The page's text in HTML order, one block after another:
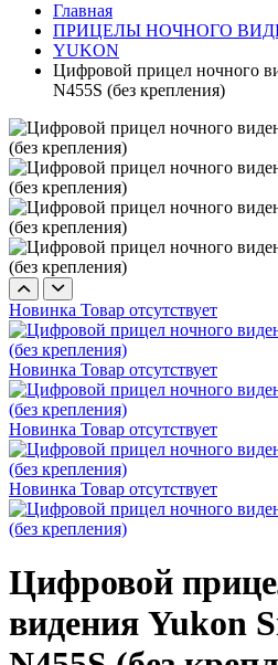
Главная
ПРИЦЕЛЫ НОЧНОГО
YUKON
Цифровой прицел ночного
N455S (без крепления)
Новинка Товар отсутствует
Новинка Товар отсутствует
Новинка Товар отсутствует
Новинка Товар отсутствует
Цифровой
видения Yukon